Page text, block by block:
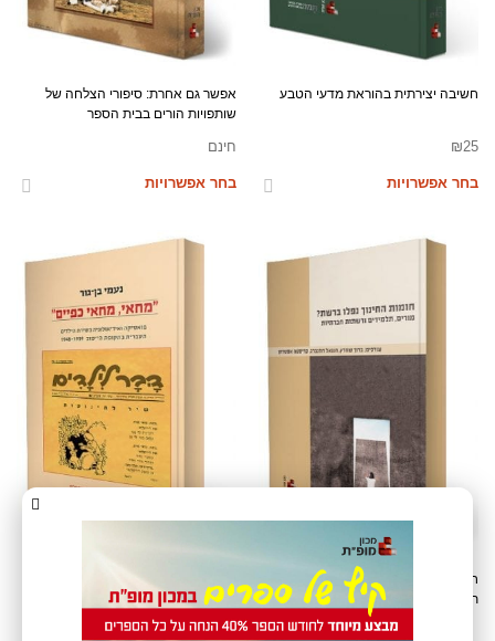
חשיבה יצירתית בהוראת מדעי הטבע
₪25
בחר אפשרויות
אפשר גם אחרת: סיפורי הצלחה של
שותפויות הורים בבית הספר
חינם
בחר אפשרויות
חומות החינוך נפלו ברשת? מורים,
תלמידים ורשתות חברתיות
"מחאי, מחאי כפיים": פואטיקה
ואידיאולוגיה בשירת הילדים העברית
בתקופת הישוב 1948-1939